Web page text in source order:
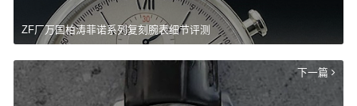
ZF厂万国柏涛菲诺系列复刻腕表细节评测
下一篇